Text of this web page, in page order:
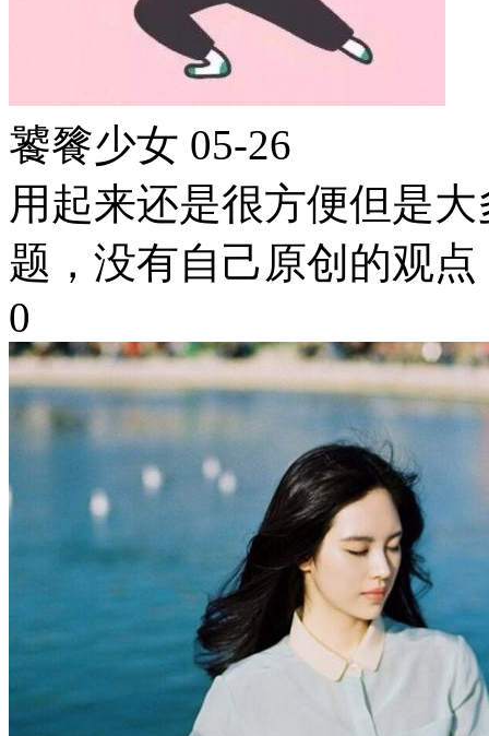
饕餮少女 05-26
用起来还是很方便但是
题，没有自己原创的观点
0